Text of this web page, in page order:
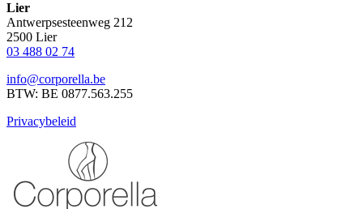
Lier
Antwerpsesteenweg 212
2500 Lier
03 488 02 74
info@corporella.be
BTW: BE 0877.563.255
Privacybeleid